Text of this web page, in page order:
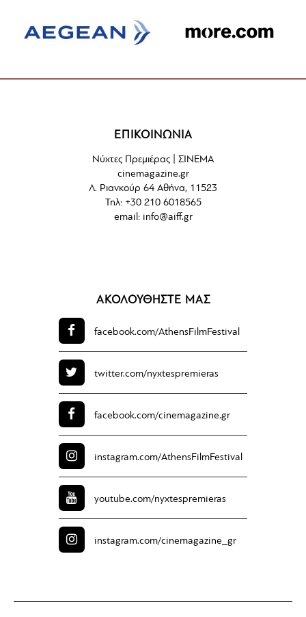
ΕΠΙΚΟΙΝΩΝΙΑ
Νύχτες Πρεμιέρας | ΣΙΝΕΜΑ
cinemagazine.gr
Λ. Ριανκούρ 64 Αθήνα, 11523
Τηλ: +30 210 6018565
email: info@aiff.gr
ΑΚΟΛΟΥΘΗΣΤΕ ΜΑΣ
facebook.com/AthensFilmFestival
twitter.com/nyxtespremieras
facebook.com/cinemagazine.gr
instagram.com/AthensFilmFestival
youtube.com/nyxtespremieras
instagram.com/cinemagazine_gr